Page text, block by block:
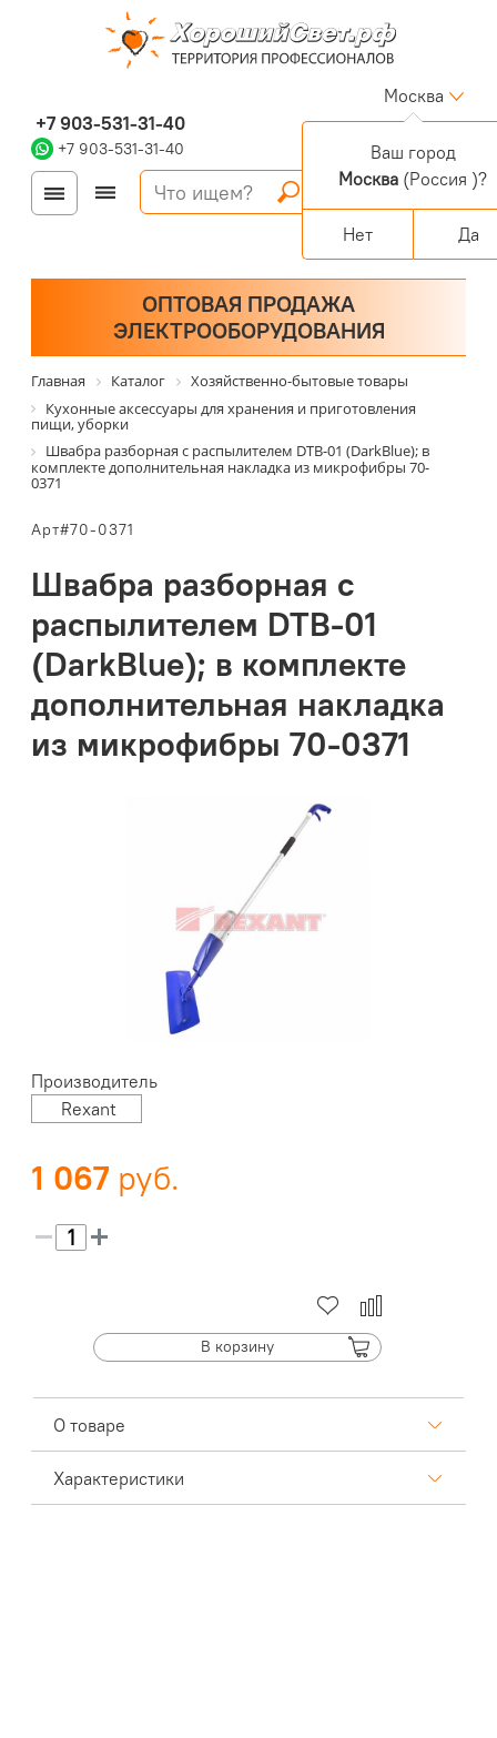
+7 903-531-31-40
+7 903-531-31-40
Москва
Войти
Регистрация
Корзина
0 позиций
Персональный раздел
ОПТОВАЯ ПРОДАЖА
ЭЛЕКТРООБОРУДОВАНИЯ
Главная Каталог
Хозяйственно-бытовые товары
Кухонные аксессуары для хранения и приготовления
пищи, уборки
Швабра разборная с распылителем DTB-01 (DarkBlue); в
комплекте дополнительная накладка из микрофибры 70-
0371
Арт#70-0371
Швабра разборная с
распылителем DTB-01
(DarkBlue); в комплекте
дополнительная накладка
из микрофибры 70-0371
Производитель
Rexant
1 067
В корзину
О товаре
Характеристики
Ваш город
Москва (Россия )?
Нет Да